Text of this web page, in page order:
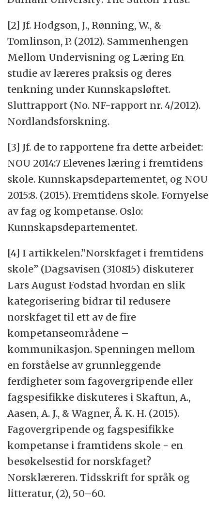
[2] Jf. Hodgson, J., Rønning, W., &
Tomlinson, P. (2012). Sammenhengen
Mellom Undervisning og Læring En
studie av læreres praksis og deres
tenkning under Kunnskapsløftet.
Sluttrapport (No. NF-rapport nr. 4/2012).
Nordlandsforskning.
[3] Jf. de to rapportene fra dette arbeidet:
NOU 2014:7 Elevenes læring i fremtidens
skole. Kunnskapsdepartementet, og NOU
2015:8. (2015). Fremtidens skole. Fornyelse
av fag og kompetanse. Oslo:
Kunnskapsdepartementet.
[4] I artikkelen.”Norskfaget i fremtidens
skole” (Dagsavisen (310815) diskuterer
Lars August Fodstad hvordan en slik
kategorisering bidrar til redusere
norskfaget til ett av de fire
kompetanseområdene –
kommunikasjon. Spenningen mellom
en forståelse av grunnleggende
ferdigheter som fagovergripende eller
fagspesifikke diskuteres i Skaftun, A.,
Aasen, A. J., & Wagner, Å. K. H. (2015).
Fagovergripende og fagspesifikke
kompetanse i framtidens skole - en
besøkelsestid for norskfaget?
Norsklæreren. Tidsskrift for språk og
litteratur, (2), 50–60.